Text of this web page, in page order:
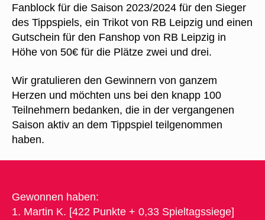
Fanblock für die Saison 2023/2024 für den Sieger
des Tippspiels, ein Trikot von RB Leipzig und einen
Gutschein für den Fanshop von RB Leipzig in
Höhe von 50€ für die Plätze zwei und drei.
Wir gratulieren den Gewinnern von ganzem
Herzen und möchten uns bei den knapp 100
Teilnehmern bedanken, die in der vergangenen
Saison aktiv an dem Tippspiel teilgenommen
haben.
Gewonnen haben:
1. Martin K. [422 Punkte + 0,33 Spieltagssiege]